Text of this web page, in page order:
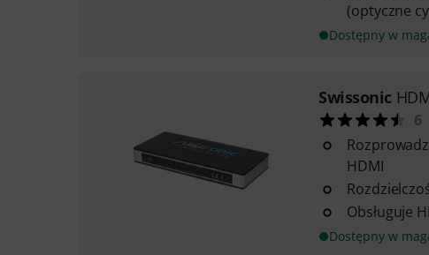
(optyczne
Dostępny w
Swissonic
6
HDMI
Obsługuje
Dostępny w